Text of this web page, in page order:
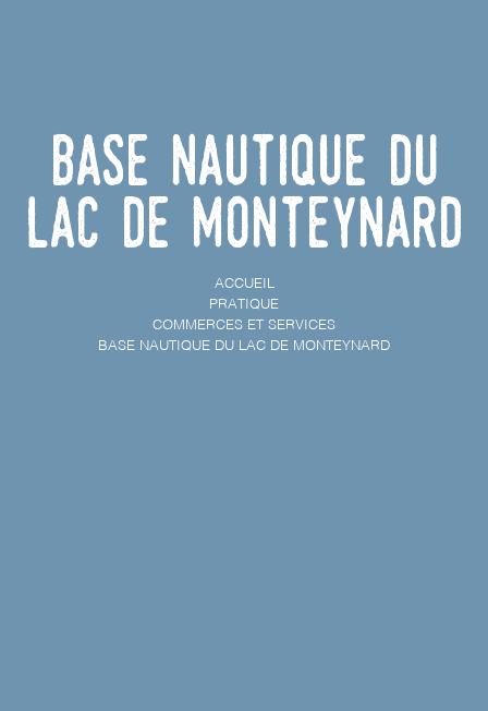
Base nautique du
Lac de Monteynard
ACCUEIL
PRATIQUE
COMMERCES ET SERVICES
BASE NAUTIQUE DU LAC DE MONTEYNARD